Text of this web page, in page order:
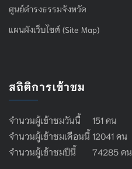
ศูนย์ดำรงธรรมจังหวัด
แผนผังเว็บไซต์ (Site Map)
สถิติการเข้าชม
จำนวนผู้เข้าชมวันนี้ 151 คน
จำนวนผู้เข้าชมเดือนนี้ 12041 คน
จำนวนผู้เข้าชมปีนี้ 74285 คน